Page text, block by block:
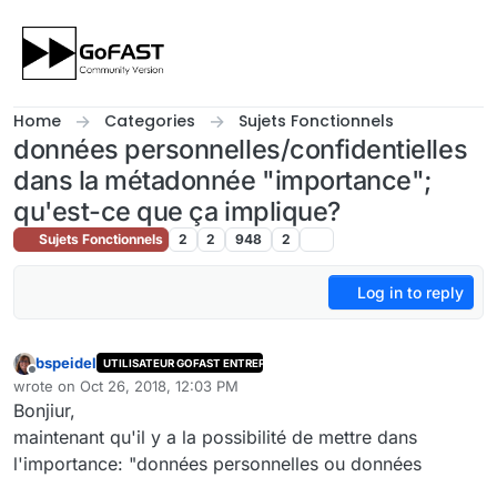
Home Categories Sujets Fonctionnels
données personnelles/confidentielles
dans la métadonnée "importance";
qu'est-ce que ça implique?
Sujets Fonctionnels 2 2 948 2
Log in to reply
Offline
bspeidel UTILISATEUR GOFAST ENTREPRISE
wrote on Oct 26, 2018, 12:03 PM
last edited by
Bonjiur,
maintenant qu'il y a la possibilité de mettre dans
l'importance: "données personnelles ou données